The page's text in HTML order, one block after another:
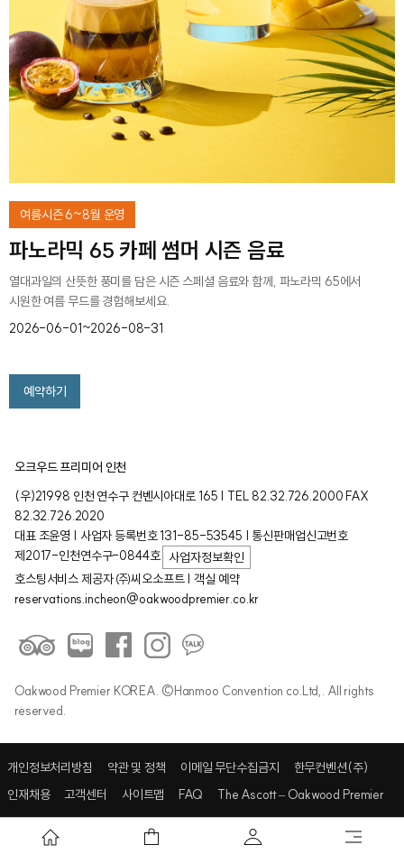
여름시즌 6~8월 운영
파노라믹 65 카페 썸머 시즌 음료
열대과일의 산뜻한 풍미를 담은 시즌 스페셜 음료와 함께, 파노라믹 65에서
시원한 여름 무드를 경험해보세요.
2026-06-01~2026-08-31
예약하기
오크우드 프리미어 인천
(우)21998 인천 연수구 컨벤시아대로 165 | TEL 82.32.726.2000 FAX
82.32.726.2020
대표 조윤영 | 사업자 등록번호 131-85-53545 | 통신판매업신고번호
제2017-인천연수구-0844호 사업자정보확인
호스팅서비스 제공자 ㈜씨오소프트 | 객실 예약
reservations.incheon@oakwoodpremier.co.kr
Oakwood Premier KOREA. ©Hanmoo Convention co.Ltd,. All rights
reserved.
개인정보처리방침 약관 및 정책 이메일 무단수집금지
한무컨벤션(주)
인재채용
고객센터 사이트맵 FAQ The Ascott – Oakwood Premier